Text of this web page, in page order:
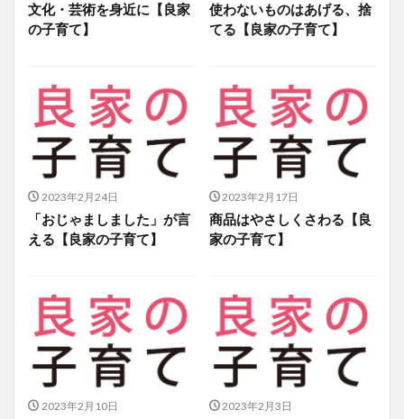
文化・芸術を身近に【良家
の子育て】
使わないものはあげる、捨
てる【良家の子育て】
2023年2月24日
「おじゃましました」が言
える【良家の子育て】
2023年2月17日
商品はやさしくさわる【良
家の子育て】
2023年2月10日 2023年2月3日